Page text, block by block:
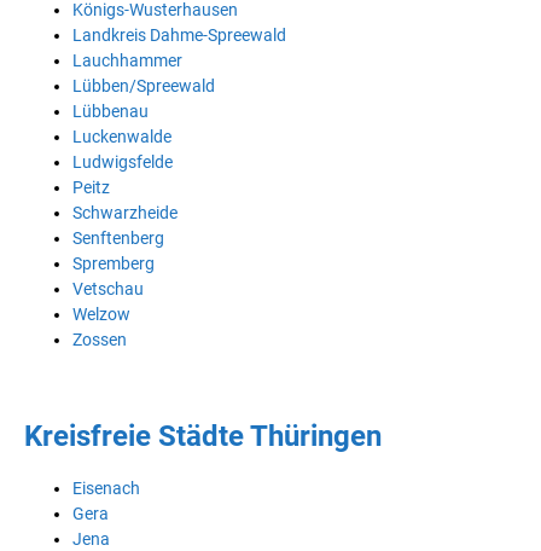
Königs-Wusterhausen
Landkreis Dahme-Spreewald
Lauchhammer
Lübben/Spreewald
Lübbenau
Luckenwalde
Ludwigsfelde
Peitz
Schwarzheide
Senftenberg
Spremberg
Vetschau
Welzow
Zossen
Kreisfreie Städte Thüringen
Eisenach
Gera
Jena